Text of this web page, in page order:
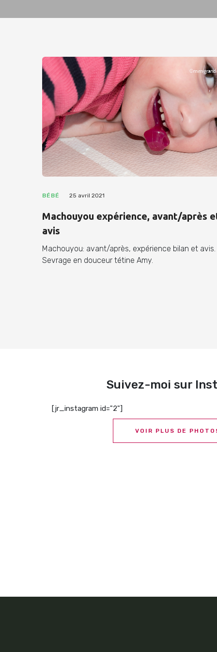
BÉBÉ 25 avril 2021
Machouyou expérience, avant/après
avis
Machouyou: avant/après, expérience bilan et avis.
Sevrage en douceur tétine Amy.
Suivez-moi sur
[jr_instagram id="2"]
VOIR PLUS DE